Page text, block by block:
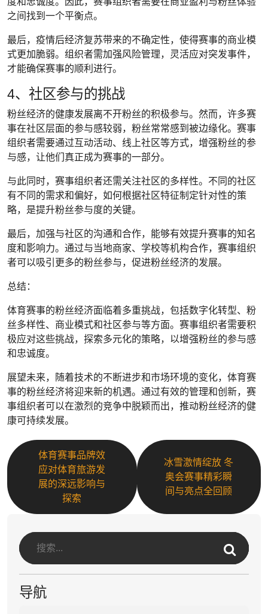
之间找到一个平衡点。
最后，疫情后经济复苏带来的不确定性，使得赛事的商业模
式更加脆弱。组织者需加强风险管理，灵活应对突发事件，
才能确保赛事的顺利进行。
4、社区参与的挑战
粉丝经济的健康发展离不开粉丝的积极参与。然而，许多赛
事在社区层面的参与感较弱，粉丝常常感到被边缘化。赛事
组织者需要通过互动活动、线上社区等方式，增强粉丝的参
与感，让他们真正成为赛事的一部分。
与此同时，赛事组织者还需关注社区的多样性。不同的社区
有不同的需求和偏好，如何根据社区特征制定针对性的策
略，是提升粉丝参与度的关键。
最后，加强与社区的沟通和合作，能够有效提升赛事的知名
度和影响力。通过与当地商家、学校等机构合作，赛事组织
者可以吸引更多的粉丝参与，促进粉丝经济的发展。
总结：
体育赛事的粉丝经济面临着多重挑战，包括数字化转型、粉
丝多样性、商业模式和社区参与等方面。赛事组织者需要积
极应对这些挑战，探索多元化的策略，以增强粉丝的参与感
和忠诚度。
展望未来，随着技术的不断进步和市场环境的变化，体育赛
事的粉丝经济将迎来新的机遇。通过有效的管理和创新，赛
事组织者可以在激烈的竞争中脱颖而出，推动粉丝经济的健
康可持续发展。
体育赛事品牌效
应对体育旅游发
展的深远影响与
探索
冰雪激情绽放 冬
奥会赛事精彩瞬
间与亮点全回顾
导航